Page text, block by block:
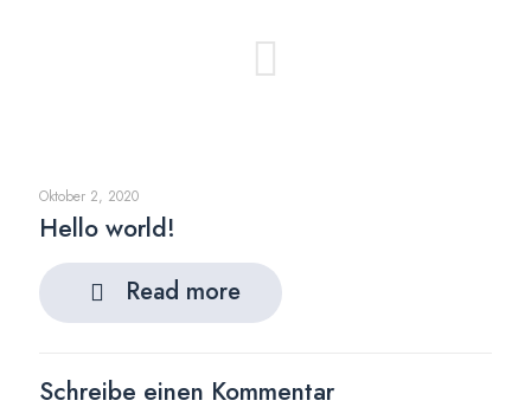
Oktober 2, 2020
Hello world!
Read more
Schreibe einen Kommentar